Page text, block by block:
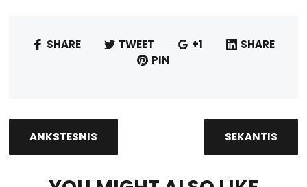
SHARE TWEET +1
SHARE
PIN
ANKSTESNIS SEKANTIS